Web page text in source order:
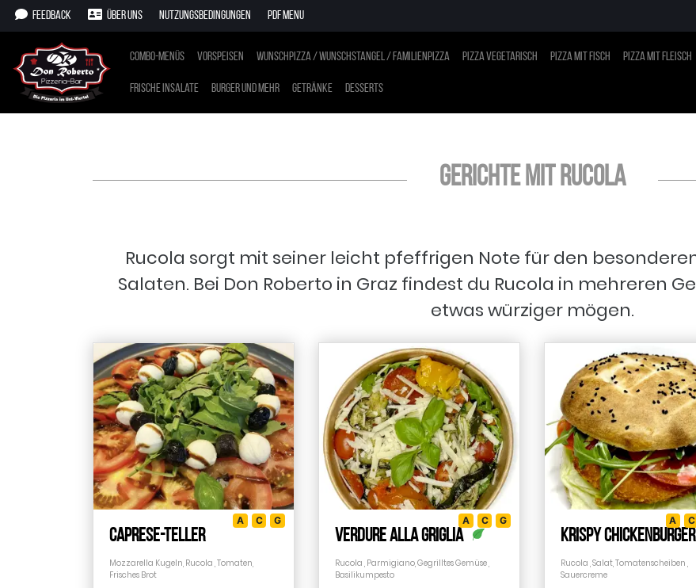
Feedback Über uns Nutzungsbedingungen PDF Menu
Combo-Menüs Vorspeisen Wunschpizza / Wunschstangel / Familienpizza Pizza vegetarisch Pizza mit Fisch Pizza mit Fleisch
Frische Insalate Burger und mehr Getränke Desserts
Gerichte mit Rucola
Rucola sorgt mit seiner leicht pfeffrigen Note für den
Salaten. Bei Don Roberto in Graz findest du Rucola in mehreren
etwas würziger mögen.
Caprese-Teller
A C G
Mozzarella Kugeln, Rucola , Tomaten,
Frisches Brot
Verdure alla griglia
A C G
Rucola , Parmigiano, Gegrilltes Gemüse ,
Basilikumpesto
Krispy Chickenburger
A C
Rucola , Salat, Tomatenscheiben ,
Sauercreme